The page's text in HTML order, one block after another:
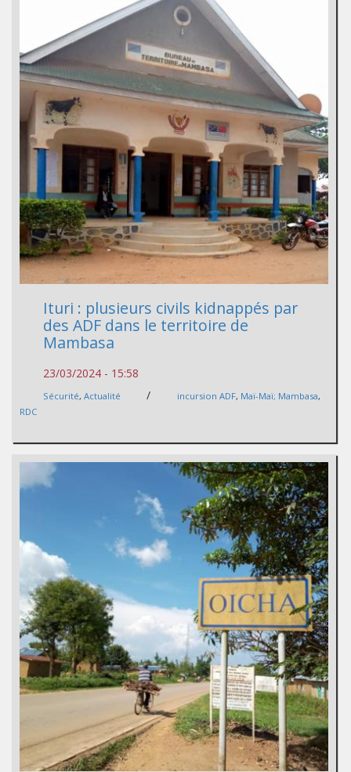
Ituri : plusieurs civils kidnappés par
des ADF dans le territoire de
Mambasa
23/03/2024 - 15:58
Sécurité, Actualité / incursion ADF, Maï-Maï; Mambasa,
RDC